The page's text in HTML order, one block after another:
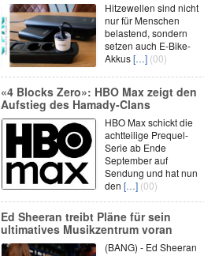
Hitzewellen sind nicht
nur für Menschen
belastend, sondern
setzen auch E-Bike-
Akkus[…] (00)
«4 Blocks Zero»: HBO Max zeigt den
Aufstieg des Hamady-Clans
HBO Max schickt die
achtteilige Prequel-
Serie ab Ende
September auf
Sendung und hat nun
den […] (00)
Ed Sheeran treibt Pläne für sein
ultimatives Musikzentrum voran
(BANG) - Ed Sheeran